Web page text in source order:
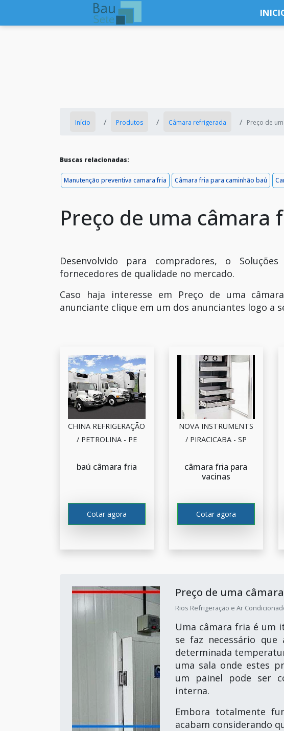
Início Produtos Câmara refrigerada Preço de
Buscas relacionadas:
Manutenção preventiva camara fria Câmara fria para caminhão baú
Preço de uma câmara
Desenvolvido para compradores, o
fornecedores de qualidade no mercado.
Caso haja interesse em Preço de uma
anunciante clique em um dos anunciantes logo a
CHINA REFRIGERAÇÃO
/ PETROLINA - PE
baú câmara fria
Cotar agora
NOVA INSTRUMENTS
/ PIRACICABA - SP
câmara fria para
vacinas
Cotar agora
Preço de uma
Rios Refrigeração e Ar
Uma câmara fria é um
se faz necessário que
determinada
uma sala onde estes
um painel pode ser
interna.
Embora totalmente
acabam considerando